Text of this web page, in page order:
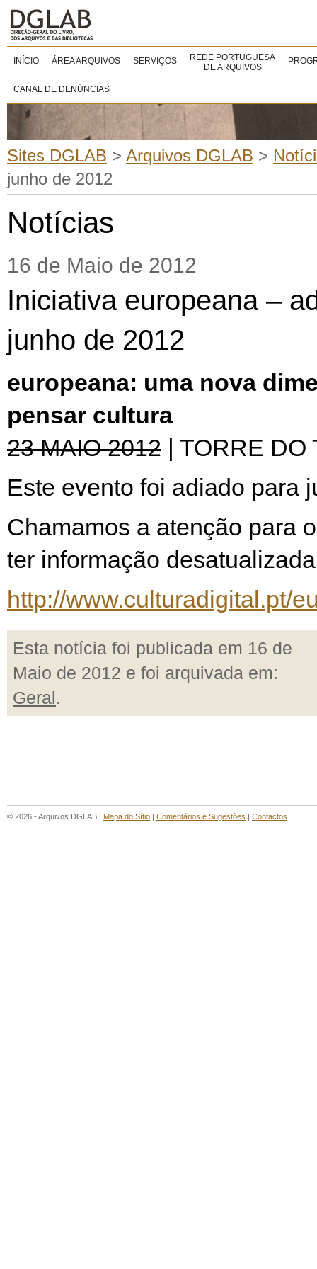
INÍCIO ÁREA ARQUIVOS SERVIÇOS
REDE PORTUGUESA
DE ARQUIVOS
CANAL DE DENÚNCIAS
Sites DGLAB > Arquivos DGLAB >
junho de 2012
Notícias
16 de Maio de 2012
Iniciativa europeana –
junho de 2012
europeana: uma nova
pensar cultura
23 MAIO 2012 | TORRE DO
Este evento foi adiado para
Chamamos a atenção para
ter informação
http://www.culturadigital.pt/
Esta notícia foi publicada em 16 de
Maio de 2012 e foi arquivada em:
Geral.
© 2026 - Arquivos DGLAB | Mapa do Sítio | Comentários e Sugestões | Contactos